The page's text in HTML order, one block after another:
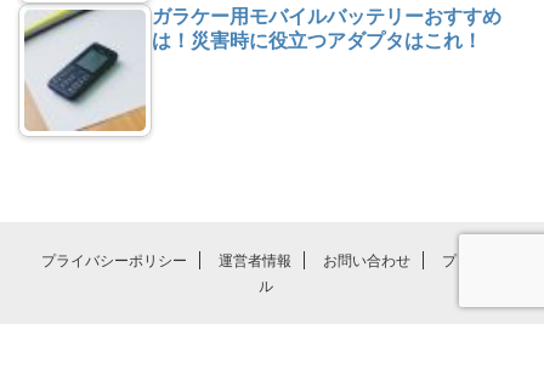
ガラケー用モバイルバッテリーおすすめ
は！災害時に役立つアダプタはこれ！
プライバシーポリシー 運営者情報 お問い合わせ
プロフィー
ル